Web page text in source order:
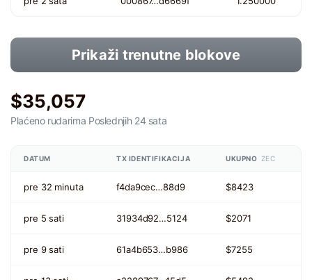
Prikaži trenutne blokove
$35,057
Plaćeno rudarima Poslednjih 24 sata
DATUM TX IDENTIFIKACIJA UKUPNO ZEC
pre 32 minuta f4da9cec…88d9 $8423
pre 5 sati 31934d92…5124 $2071
pre 9 sati 61a4b653…b986 $7255